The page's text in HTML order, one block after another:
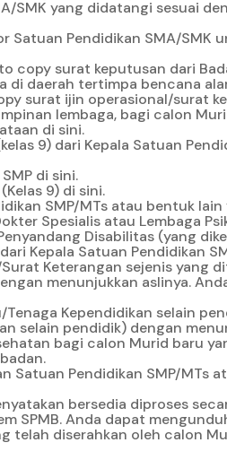
SMK yang didatangi sesuai
Pendidikan SMA/
copy surat keputusan dari
di daerah tertimpa bencana
surat ijin operasional/surat
lembaga, bagi calon
di sini.
9) dari Kepala Satuan
di sini.
9) di sini.
SMP/MTs atau bentuk
Spesialis atau Lembaga
Disabilitas (yang
Kepala Satuan Pendidikan
Keterangan sejenis
menunjukkan aslinya.
Kependidikan selain
selain pendidik) dengan
bagi calon Murid baru
Pendidikan SMP/MTs
bersedia diproses
SPMB. Anda dapat
telah diserahkan oleh calon